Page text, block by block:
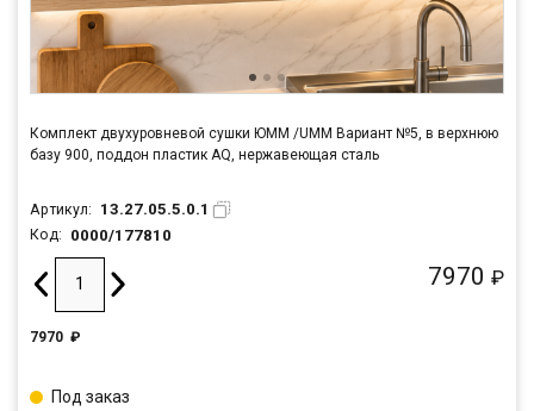
Комплект двухуровневой сушки ЮММ /UMM Вариант №5, в верхнюю
базу 900, поддон пластик AQ, нержавеющая сталь
Артикул: 13.27.05.5.0.1
Код: 0000/177810
7970 ₽
7970 ₽
Под заказ